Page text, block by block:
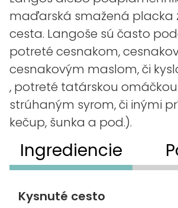
maďarská smažená placka
cesta. Langoše sú často
potreté cesnakom,
cesnakovým maslom, či
, potreté tatárskou
strúhaným syrom, či inými
kečup, šunka a pod.).
Ingrediencie
Kysnuté cesto